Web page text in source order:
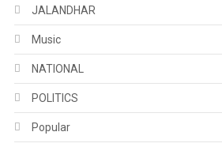
JALANDHAR
Music
NATIONAL
POLITICS
Popular